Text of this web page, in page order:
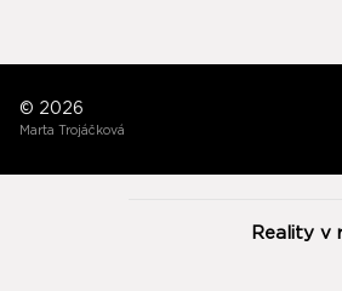
© 2026
Marta Trojáčková
Reality v